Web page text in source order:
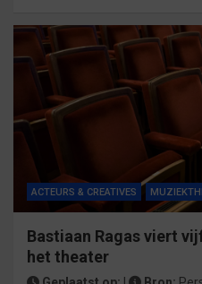
ACTEURS & CREATIVES
Bastiaan Ragas viert
het theater